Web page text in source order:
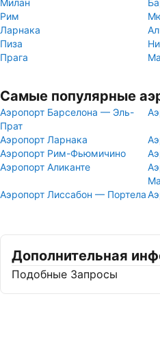
Милан
Рим
Ларнака
Пиза
Прага
Самые популярные
Аэропорт Барселона — Эль-
Прат
Аэропорт Ларнака
Аэропорт Рим-Фьюмичино
Аэропорт Аликанте
Аэропорт Лиссабон — Портела
Дополнительная
Подобные Запросы